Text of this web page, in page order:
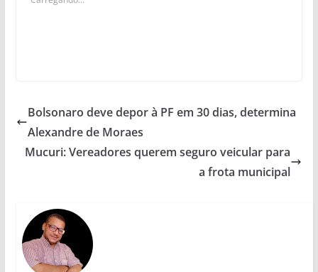
Bolsonaro deve depor à PF em 30 dias, determina
Alexandre de Moraes
Mucuri: Vereadores querem seguro veicular para
a frota municipal